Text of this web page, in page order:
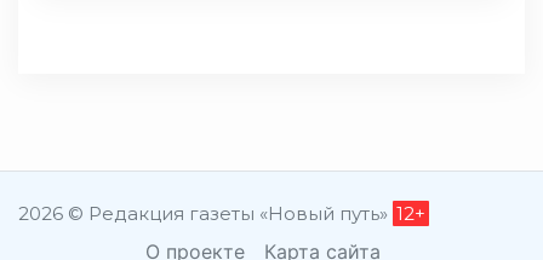
2026 © Редакция газеты «Новый путь» 12+
О проекте Карта сайта